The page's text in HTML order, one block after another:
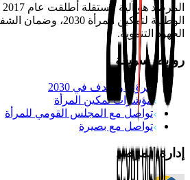
الوطنية لتمكين المرأة
الجهود التنموية.
روابط سريعة
الرؤية والهدف في 2030
مؤشرات تمكين المرأة
تواصل مع المجلس القومي للمرأة
تواصل مع بصيرة
إدارة المرصد